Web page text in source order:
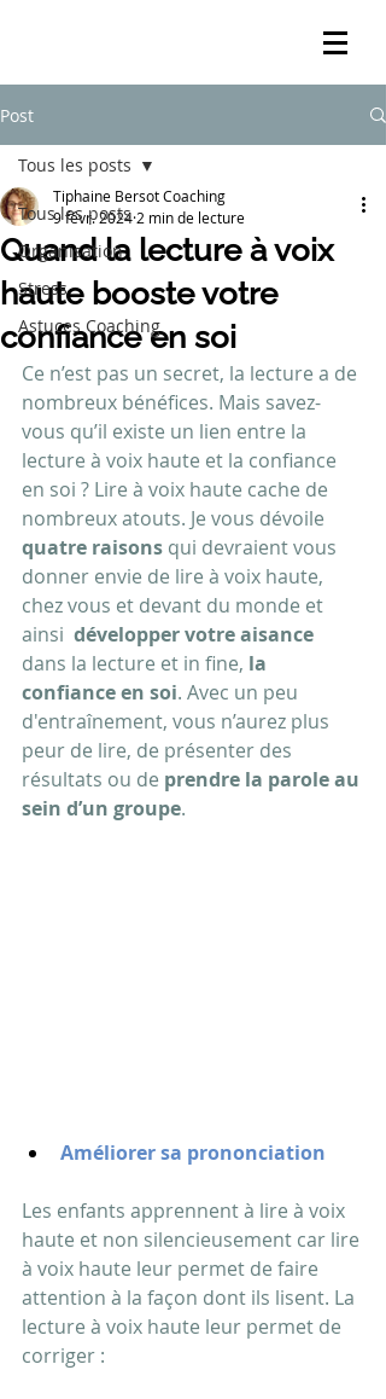
Post
Tous les posts
Organisation
Stress
Astuces Coaching
Tous les posts
Quand la lecture à voix
haute booste votre
confiance en soi
Tiphaine Bersot Coaching
9 févr. 2024 2 min de lecture
Ce n’est pas un secret, la lecture a de
nombreux bénéfices. Mais savez-
vous qu’il existe un lien entre la
lecture à voix haute et la confiance
en soi ? Lire à voix haute cache de
nombreux atouts. Je vous dévoile
quatre raisons qui devraient vous
donner envie de lire à voix haute,
chez vous et devant du monde et
ainsi développer votre aisance
dans la lecture et in fine, la
confiance en soi. Avec un peu
d'entraînement, vous n’aurez plus
peur de lire, de présenter des
résultats ou de prendre la parole au
sein d’un groupe.
Améliorer sa prononciation
Les enfants apprennent à lire à voix
haute et non silencieusement car lire
à voix haute leur permet de faire
attention à la façon dont ils lisent. La
lecture à voix haute leur permet de
corriger :